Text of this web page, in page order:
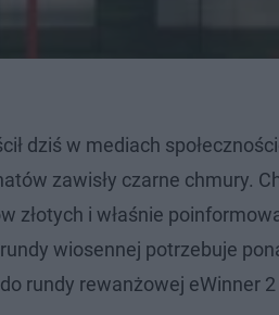
dziś w mediach
zawisły czarne chmury.
i właśnie
wiosennej potrzebuje
rundy rewanżowej eWinner